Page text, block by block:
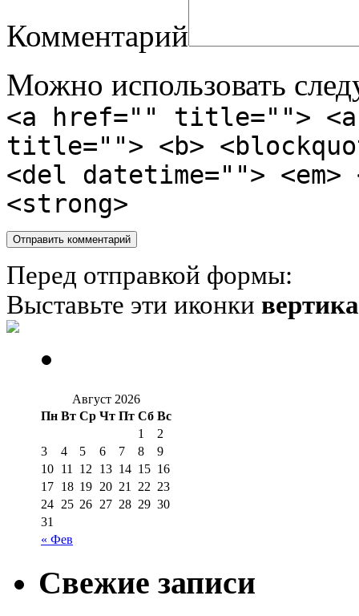
Комментарий
Можно использовать
<a href="" title="">
title=""> <b>
<del datetime="">
<strong>
Перед отправкой формы:
Выставьте эти иконки
Август 2026
Пн Вт Ср Чт Пт Сб Вс
« Фев
1
2
3
4 5 6 7 8
9
10 11 12 13 14 15 16
17 18 19 20 21 22 23
24 25 26 27 28 29 30
31
Свежие записи